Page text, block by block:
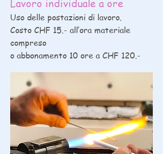
Lavoro individuale a ore
Uso delle postazioni di lavoro.
Costo CHF 15.- all’ora materiale
compreso
o abbonamento 10 ore a CHF 120.-